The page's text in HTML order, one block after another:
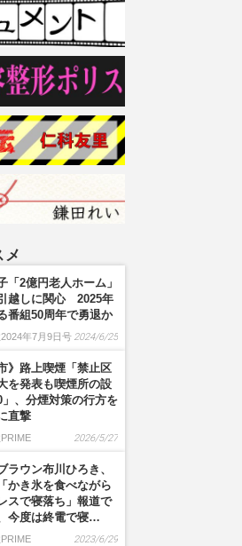
「2億円老人ホーム」
越しに関心 2025年
番組50周年で勇退か
年7月9日号 2024/6/25
》路上喫煙「禁止区
を発表も喫煙所の設
」、分煙対策の行方を
直撃
2026/5/27
ラウン布川ひろき、
かき氷を食べながら
スで寝落ち」報道で
今度は終電で寝…
2023/6/29